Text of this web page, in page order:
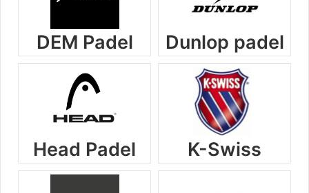
DEM Padel Dunlop padel
Head Padel K-Swiss